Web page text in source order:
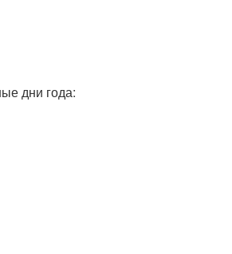
дни года: